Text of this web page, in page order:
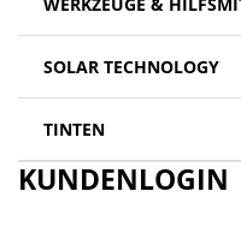
SOLAR TECHNOLOGY
TINTEN
KUNDENLOGIN